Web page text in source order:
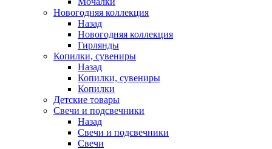
Новогодняя коллекция
Назад
Новогодняя коллекция
Гирлянды
Копилки, сувениры
Назад
Копилки, сувениры
Копилки
Детские товары
Свечи и подсвечники
Назад
Свечи и подсвечники
Свечи